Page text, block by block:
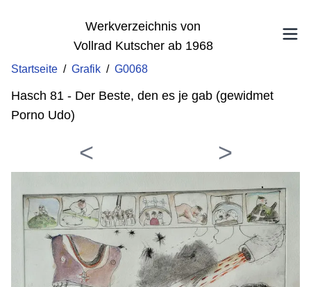
Werkverzeichnis von
Vollrad Kutscher ab 1968
Startseite / Grafik / G0068
Hasch 81 - Der Beste, den es je gab (gewidmet
Porno Udo)
< >